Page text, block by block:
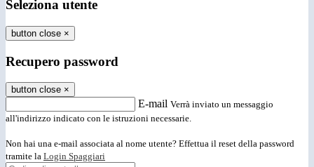
Seleziona utente
button close ×
Recupero password
button close ×
E-mail Verrà inviato un messaggio
all'indirizzo indicato con le istruzioni necessarie.
Non hai una e-mail associata al nome utente? Effettua il reset della password
tramite la Login Spaggiari